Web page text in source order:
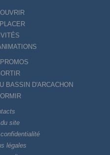
BASSIN D'ARCACHON
site
légales